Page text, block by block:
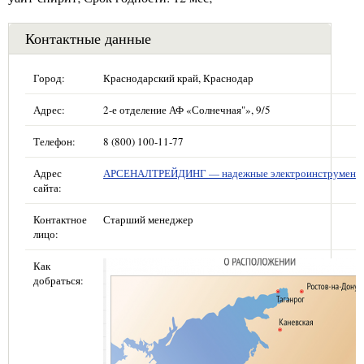
Контактные данные
Город: Краснодарский край, Краснодар
Адрес: 2-е отделение АФ «Солнечная"», 9/5
Телефон: 8 (800) 100-11-77
Адрес
сайта:
АРСЕНАЛТРЕЙДИНГ — надежные
Контактное
лицо:
Старший менеджер
Как
добраться: